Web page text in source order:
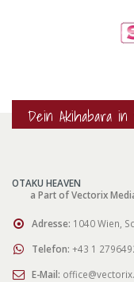
Dein Akihabara
OTAKU HEAVEN
a Part of Vectorix
Adresse: 1040 Wien,
Telefon: +43 1
E-Mail: